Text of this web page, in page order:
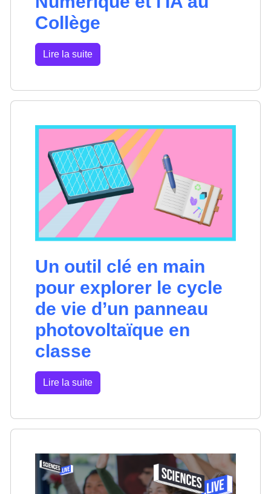
Collège
Lire la suite
Un outil clé en main
pour explorer le cycle
de vie d’un panneau
photovoltaïque en
classe
Lire la suite